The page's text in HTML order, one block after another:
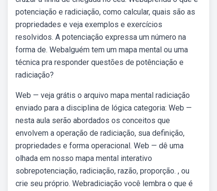
potenciação e radiciação, como calcular, quais são as
propriedades e veja exemplos e exercícios
resolvidos. A potenciação expressa um número na
forma de. Webalguém tem um mapa mental ou uma
técnica pra responder questões de potênciação e
radiciação?
Web — veja grátis o arquivo mapa mental radiciação
enviado para a disciplina de lógica categoria: Web —
nesta aula serão abordados os conceitos que
envolvem a operação de radiciação, sua definição,
propriedades e forma operacional. Web — dê uma
olhada em nosso mapa mental interativo
sobrepotenciação, radiciação, razão, proporção. , ou
crie seu próprio. Webradiciação você lembra o que é